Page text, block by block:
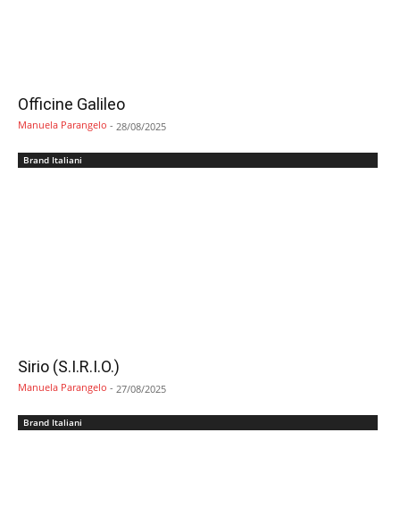
Officine Galileo
Manuela Parangelo - 28/08/2025
Brand Italiani
Sirio (S.I.R.I.O.)
Manuela Parangelo - 27/08/2025
Brand Italiani